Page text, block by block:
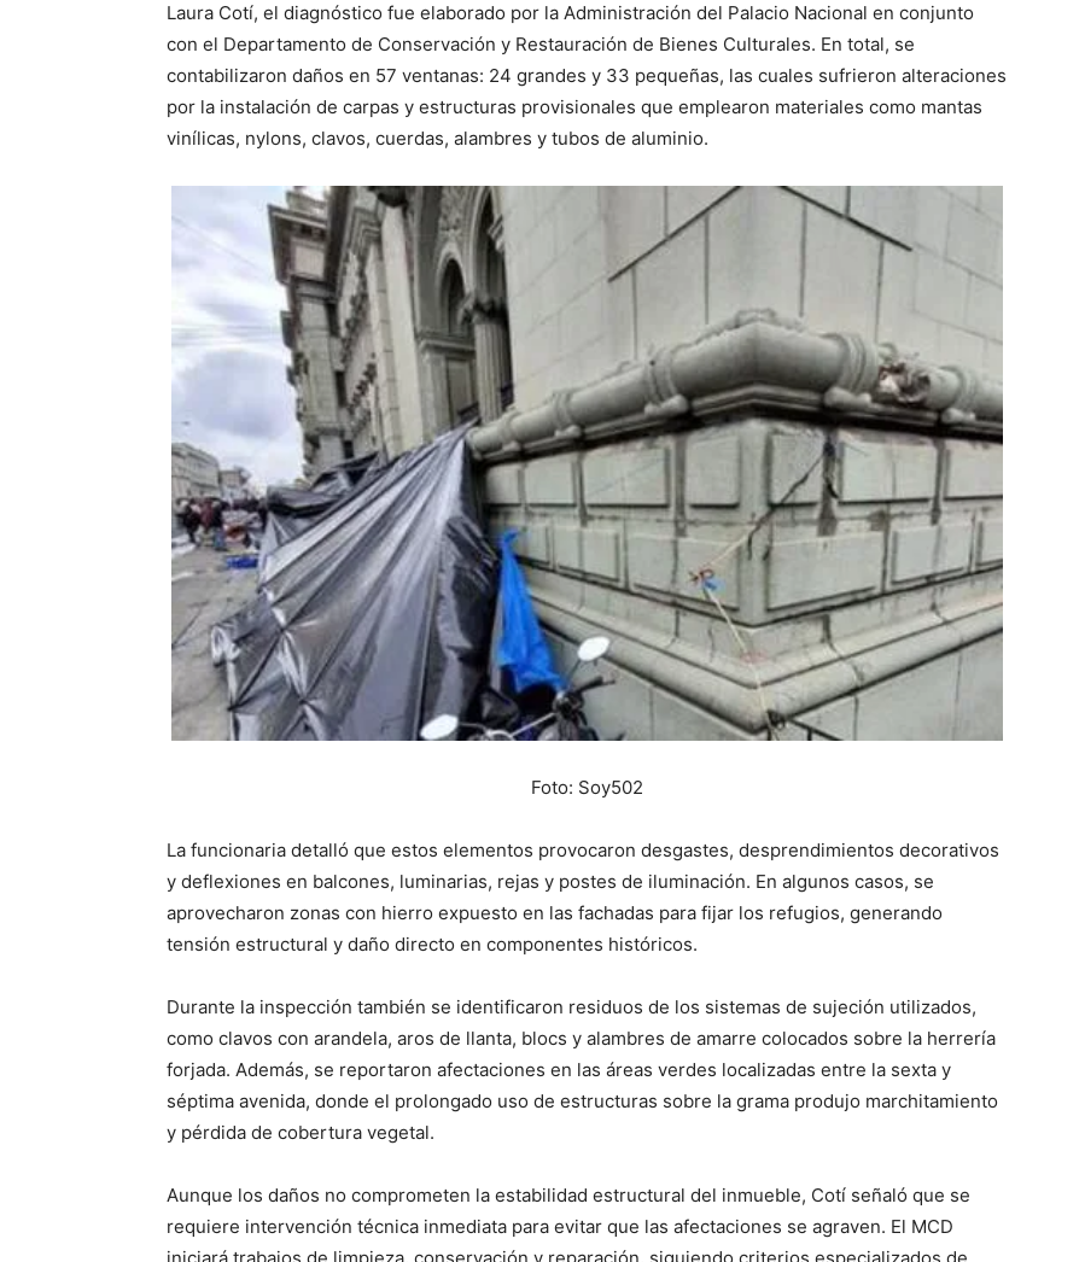
Laura Cotí, el diagnóstico fue elaborado por la Administración del Palacio Nacional en conjunto
con el Departamento de Conservación y Restauración de Bienes Culturales. En total, se
contabilizaron daños en 57 ventanas: 24 grandes y 33 pequeñas, las cuales sufrieron alteraciones
por la instalación de carpas y estructuras provisionales que emplearon materiales como mantas
vinílicas, nylons, clavos, cuerdas, alambres y tubos de aluminio.
Foto: Soy502
La funcionaria detalló que estos elementos provocaron desgastes, desprendimientos decorativos
y deflexiones en balcones, luminarias, rejas y postes de iluminación. En algunos casos, se
aprovecharon zonas con hierro expuesto en las fachadas para fijar los refugios, generando
tensión estructural y daño directo en componentes históricos.
Durante la inspección también se identificaron residuos de los sistemas de sujeción utilizados,
como clavos con arandela, aros de llanta, blocs y alambres de amarre colocados sobre la herrería
forjada. Además, se reportaron afectaciones en las áreas verdes localizadas entre la sexta y
séptima avenida, donde el prolongado uso de estructuras sobre la grama produjo marchitamiento
y pérdida de cobertura vegetal.
Aunque los daños no comprometen la estabilidad estructural del inmueble, Cotí señaló que se
requiere intervención técnica inmediata para evitar que las afectaciones se agraven. El MCD
iniciará trabajos de limpieza, conservación y reparación, siguiendo criterios especializados de